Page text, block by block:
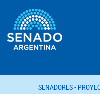
SENADORES -